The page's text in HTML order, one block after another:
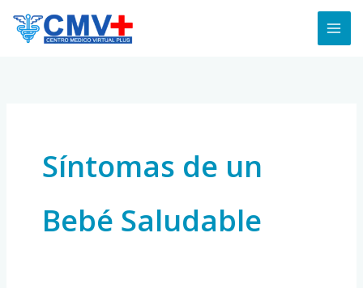
Síntomas de un
Bebé Saludable